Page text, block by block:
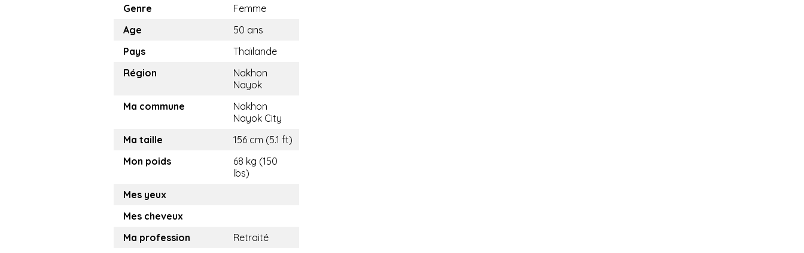
Genre
Femme
Age
50 ans
Pays
Thaïlande
Région
Nakhon
Nayok
Ma commune
Nakhon
Nayok City
Ma taille
156 cm (5.1 ft)
Mon poids
68 kg (150
lbs)
Mes yeux
Mes cheveux
Ma profession
Retraité